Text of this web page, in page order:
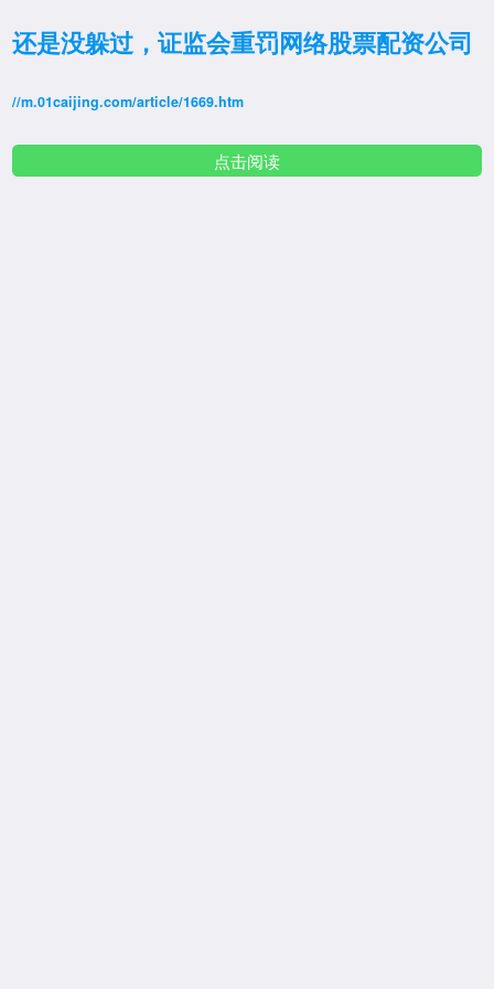
还是没躲过，证监会重罚网络股票配资公司
//m.01caijing.com/article/1669.htm
点击阅读